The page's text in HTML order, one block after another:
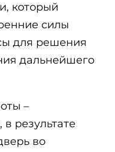
который
силы
для решения
дальнейшего
–
результате
во